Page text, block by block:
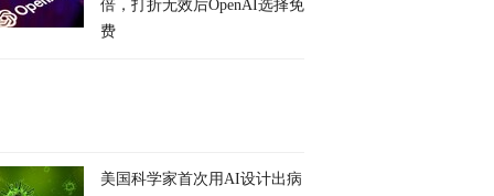
倍，打折无效后OpenAI选择免
费
美国科学家首次用AI设计出病